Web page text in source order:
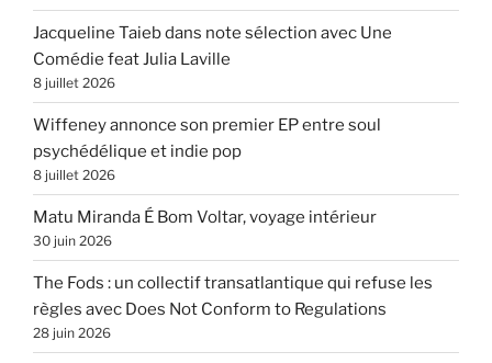
Jacqueline Taieb dans note sélection avec Une
Comédie feat Julia Laville
8 juillet 2026
Wiffeney annonce son premier EP entre soul
psychédélique et indie pop
8 juillet 2026
Matu Miranda É Bom Voltar, voyage intérieur
30 juin 2026
The Fods : un collectif transatlantique qui refuse les
règles avec Does Not Conform to Regulations
28 juin 2026